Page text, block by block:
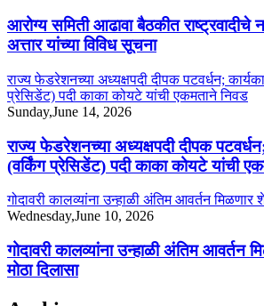
आरोग्य समिती आढावा बैठकीत
अत्तार यांच्या विविध सूचना
राज्य फेडरेशनच्या अध्यक्षपदी दीपक पटवर्धन;
प्रेसिडेंट) पदी काका कोयटे यांची एकमताने निवड
Sunday,June 14, 2026
राज्य फेडरेशनच्या अध्यक्षपदी दीपक
(वर्किंग प्रेसिडेंट) पदी काका कोयटे यांची
गोदावरी कालव्यांना उन्हाळी अंतिम आवर्तन मिळणार
Wednesday,June 10, 2026
गोदावरी कालव्यांना उन्हाळी अंतिम आवर्तन
मोठा दिलासा